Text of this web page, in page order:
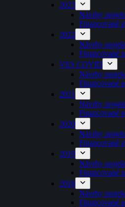
2023
Návrhy
Financované
2022
Návrhy
Financované
VES COVID
Návrhy
Financované
2021
Návrhy
Financované
2020
Návrhy
Financované
2019
Návrhy
Financované
2018
Návrhy
Financované